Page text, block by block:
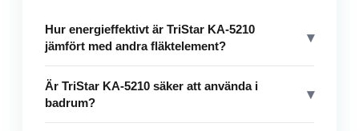
Hur energieffektivt är TriStar KA-5210
jämfört med andra fläktelement?
▾
Är TriStar KA-5210 säker att använda i
badrum?
▾